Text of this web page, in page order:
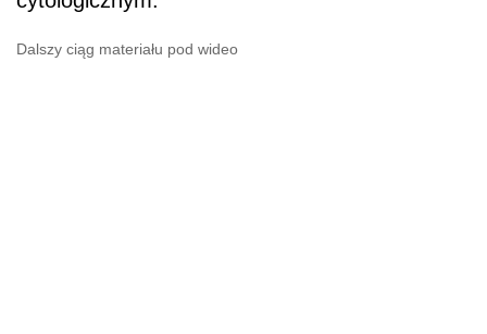
Dalszy ciąg materiału pod wideo